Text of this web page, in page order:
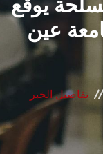
الشئون الأكاديمية
البحث العلمي
المراكز والوحدات
يوقع
عين
تفاصيل الخبر